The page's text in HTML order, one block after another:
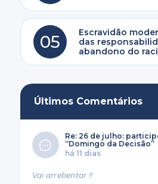
05
Escravidão
das
abandono do
Últimos Comentários
Re: 26 de julho:
“Domingo da Decisão”
há 11 dias
Vai arrebentar !!